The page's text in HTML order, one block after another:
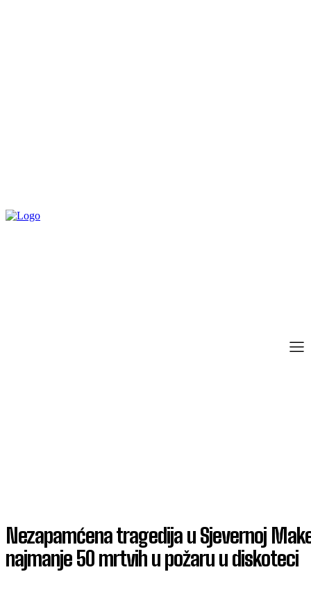
Nezapamćena tragedija u Sjevernoj
najmanje 50 mrtvih u požaru u diskoteci